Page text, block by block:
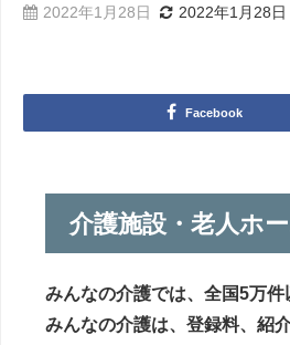
2022年1月28日 2022年1月28日
Facebook
介護施設・老人ホ
みんなの介護では、全国5万件
みんなの介護は、登録料、紹